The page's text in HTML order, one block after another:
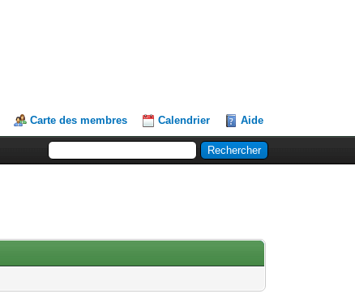
Carte des membres Calendrier Aide